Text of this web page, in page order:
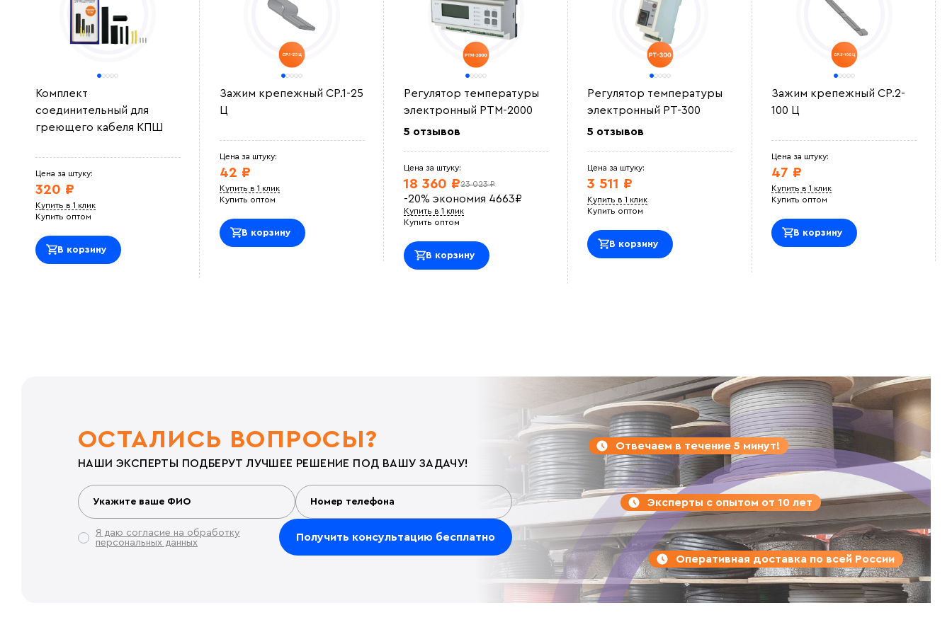
Комплект
соединительный для
греющего кабеля КПШ
Цена за штуку:
320 ₽
Купить в 1 клик
Купить оптом
В корзину
Зажим крепежный СР.1-25
Ц
Цена за штуку:
42 ₽
Купить в 1 клик
Купить оптом
В корзину
Регулятор температуры
электронный РТМ-2000
5 отзывов
Цена за штуку:
23 023 ₽
18 360 ₽
-20% экономия 4663₽
Купить в 1 клик
Купить оптом
В корзину
Регулятор температуры
электронный РТ-300
5 отзывов
Цена за штуку:
3 511 ₽
Купить в 1 клик
Купить оптом
В корзину
Зажим крепежный СР.2-
100 Ц
Цена за штуку:
47 ₽
Купить в 1 клик
Купить оптом
В корзину
ОСТАЛИСЬ ВОПРОСЫ?
НАШИ ЭКСПЕРТЫ ПОДБЕРУТ ЛУЧШЕЕ РЕШЕНИЕ ПОД ВАШУ ЗАДАЧУ!
Я даю согласие на обработку
персональных данных
Отвечаем в течение 5 минут!
Эксперты с опытом от 10 лет
Оперативная доставка по всей России